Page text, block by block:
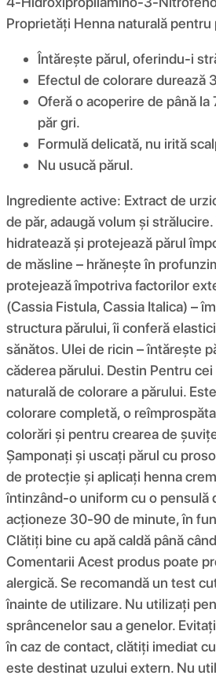
Proprietăți Henna naturală pentru
Întărește părul, oferindu-i
Efectul de colorare durează
Oferă o acoperire de până
păr gri.
Formulă delicată, nu irită
Nu usucă părul.
Ingrediente active: Extract de
de păr, adaugă volum și
hidratează și protejează părul
de măsline – hrănește în
protejează împotriva factorilor
(Cassia Fistula, Cassia Italica) –
structura părului, îi conferă
sănătos. Ulei de ricin – întărește
căderea părului. Destin Pentru
naturală de colorare a părului.
colorare completă, o
colorări și pentru crearea de
Șamponați și uscați părul cu
de protecție și aplicați henna
întinzând-o uniform cu o pensulă
acționeze 30-90 de minute, în
Clătiți bine cu apă caldă până
Comentarii Acest produs poate
alergică. Se recomandă un test
înainte de utilizare. Nu utilizați
sprâncenelor sau a genelor.
în caz de contact, clătiți imediat
este destinat uzului extern. Nu